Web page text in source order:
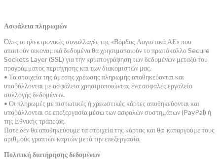
Ασφάλεια πληρωμών
Όλες οι ηλεκτρονικές συναλλαγές της «Βάρδας Λογιστικά ΑΕ» που
απαιτούν οικονομικά δεδομένα θα χρησιμοποιούν το πρωτόκολλο Secure
Sockets Layer (SSL) για την κρυπτογράφηση των δεδομένων μεταξύ του
προγράμματος περιήγησης και των διακομιστών μας.
• Τα στοιχεία της άμεσης χρέωσης πληρωμής αποθηκεύονται και
υποβάλλονται με ασφάλεια χρησιμοποιώντας ένα ασφαλές εργαλείο
συλλογής δεδομένων.
• Οι πληρωμές με πιστωτικές ή χρεωστικές κάρτες αποθηκεύονται και
υποβάλλονται σε επεξεργασία μέσω των ασφαλών συστημάτων (PayPal) ή
της Εθνικής τράπεζας.
Ποτέ δεν θα αποθηκεύουμε τα στοιχεία της κάρτας και θα καταργούμε τους
αριθμούς γραπτών καρτών μετά την επεξεργασία.
Πολιτική διατήρησης δεδομένων